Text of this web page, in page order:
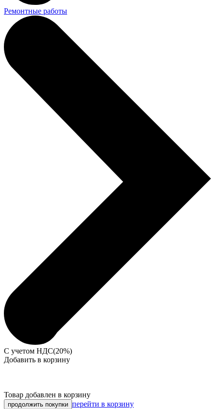
Ремонтные работы
С учетом НДС(20%)
Добавить в корзину
Товар добавлен в корзину
продолжить покупки перейти в корзину